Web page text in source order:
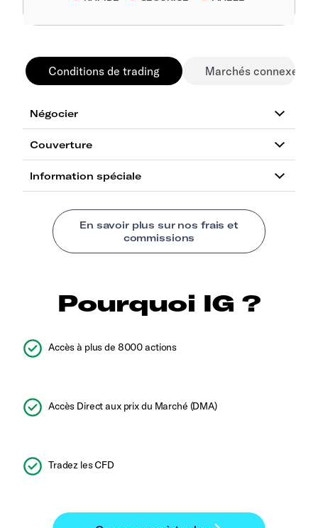
Conditions de trading Marchés connexes
Pourquoi IG ?
Accès à plus de 8000 actions
Accès Direct aux prix du Marché (DMA)
Tradez les CFD